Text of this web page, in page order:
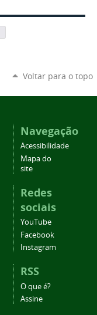
Voltar para o topo
Navegação
Acessibilidade
Mapa do
site
Redes
sociais
YouTube
Facebook
Instagram
RSS
O que é?
Assine